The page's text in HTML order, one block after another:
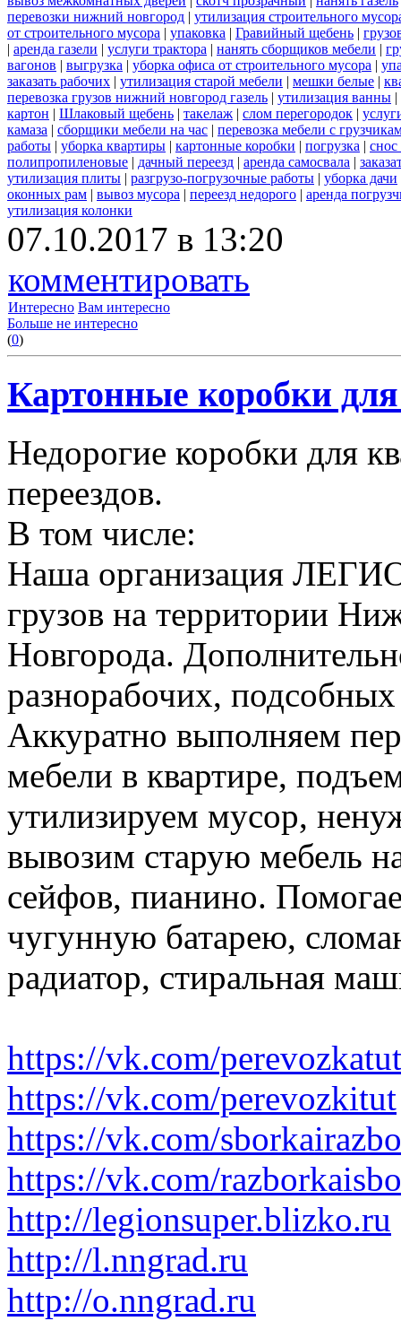
перевозки нижний новгород | утилизация строительного
от строительного мусора | упаковка | Гравийный щебень |
| аренда газели | услуги трактора | нанять сборщиков мебели |
вагонов | выгрузка | уборка офиса от строительного мусора |
заказать рабочих | утилизация старой мебели | мешки белые |
перевозка грузов нижний новгород газель | утилизация ванны |
картон | Шлаковый щебень | такелаж | слом перегородок |
камаза | сборщики мебели на час | перевозка мебели с
работы | уборка квартиры | картонные коробки | погрузка | снос
полипропиленовые | дачный переезд | аренда самосвала |
утилизация плиты | разгрузо-погрузочные работы | уборка дачи
оконных рам | вывоз мусора | переезд недорого | аренда
утилизация колонки
07.10.2017 в 13:20
комментировать
Интересно Вам интересно
Больше не интересно
(0)
Картонные коробки для
Недорогие коробки для
переездов.
В том числе:
Наша организация
грузов на территории
Новгорода.
разнорабочих,
Аккуратно выполняем
мебели в квартире,
утилизируем мусор,
вывозим старую мебель
сейфов, пианино.
чугунную батарею,
радиатор, стиральная
https://vk.com/perevozkatut
https://vk.com/perevozkitut
https://vk.com/
https://vk.com/
http://legionsuper.blizko.ru
http://l.nngrad.ru
http://o.nngrad.ru